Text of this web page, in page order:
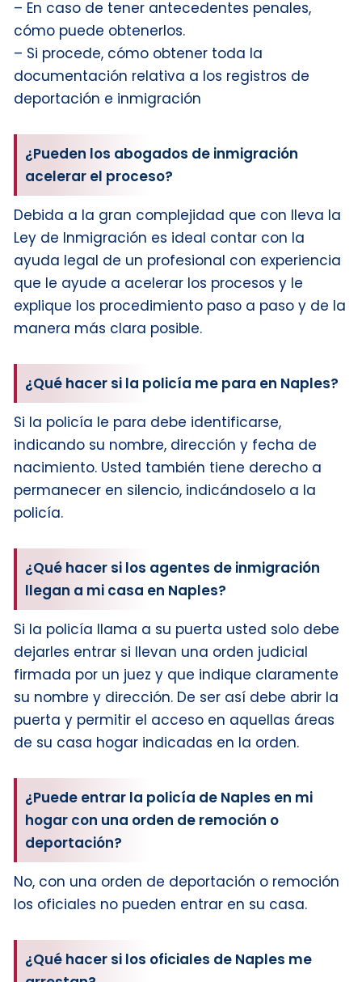
– En caso de tener antecedentes penales,
cómo puede obtenerlos.
– Si procede, cómo obtener toda la
documentación relativa a los registros de
deportación e inmigración
¿Pueden los abogados de inmigración
acelerar el proceso?
Debida a la gran complejidad que con lleva la
Ley de Inmigración es ideal contar con la
ayuda legal de un profesional con experiencia
que le ayude a acelerar los procesos y le
explique los procedimiento paso a paso y de la
manera más clara posible.
¿Qué hacer si la policía me para en Naples?
Si la policía le para debe identificarse,
indicando su nombre, dirección y fecha de
nacimiento. Usted también tiene derecho a
permanecer en silencio, indicándoselo a la
policía.
¿Qué hacer si los agentes de inmigración
llegan a mi casa en Naples?
Si la policía llama a su puerta usted solo debe
dejarles entrar si llevan una orden judicial
firmada por un juez y que indique claramente
su nombre y dirección. De ser así debe abrir la
puerta y permitir el acceso en aquellas áreas
de su casa hogar indicadas en la orden.
¿Puede entrar la policía de Naples en mi
hogar con una orden de remoción o
deportación?
No, con una orden de deportación o remoción
los oficiales no pueden entrar en su casa.
¿Qué hacer si los oficiales de Naples me